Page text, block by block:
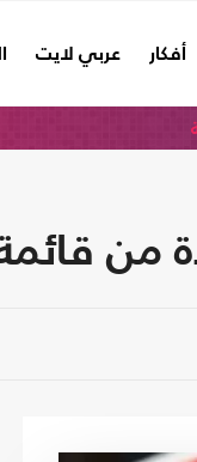
أفكار عربي لايت